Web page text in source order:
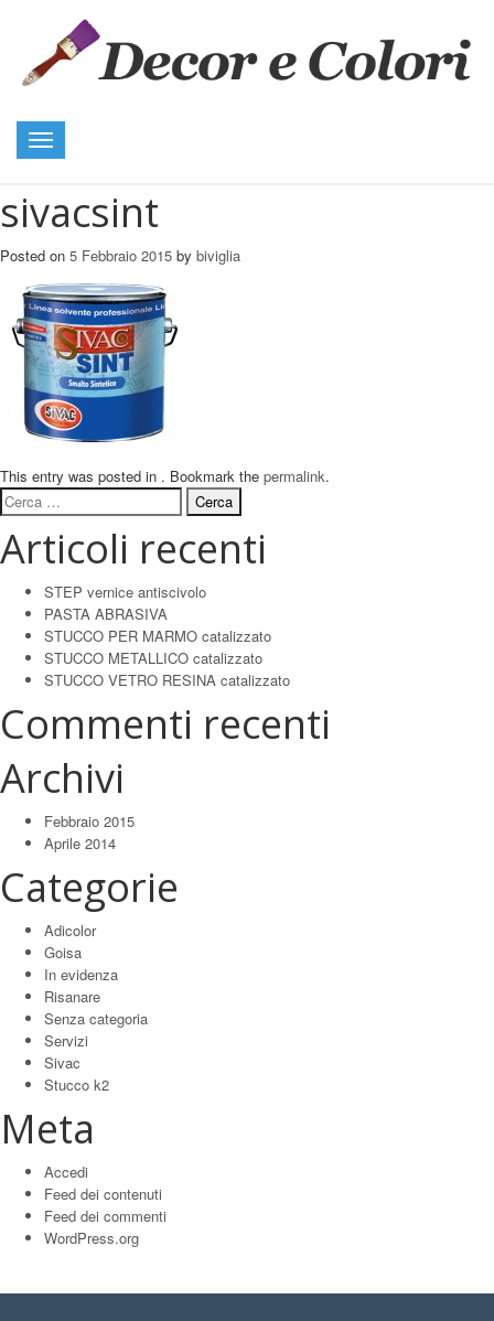
Toggle
navigation
sivacsint
Posted on 5 Febbraio 2015 by biviglia
This entry was posted in . Bookmark the permalink.
Ricerca
per:
Articoli recenti
STEP vernice antiscivolo
PASTA ABRASIVA
STUCCO PER MARMO catalizzato
STUCCO METALLICO catalizzato
STUCCO VETRO RESINA catalizzato
Commenti recenti
Archivi
Febbraio 2015
Aprile 2014
Categorie
Adicolor
Goisa
In evidenza
Risanare
Senza categoria
Servizi
Sivac
Stucco k2
Meta
Accedi
Feed dei contenuti
Feed dei commenti
WordPress.org